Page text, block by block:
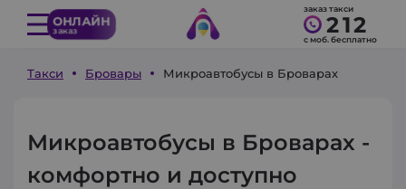
ОНЛАЙН
заказ
заказ такси
212
с моб. бесплатно
Такси Бровары Микроавтобусы в Броварах
Микроавтобусы в Броварах -
комфортно и доступно